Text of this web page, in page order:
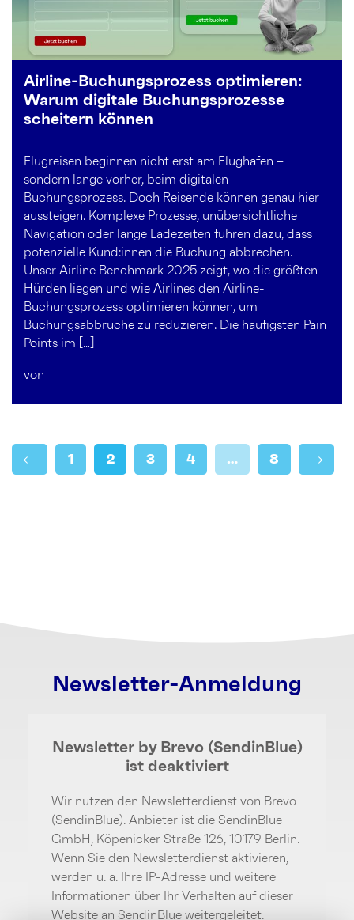
Airline-Buchungsprozess optimieren:
Warum digitale Buchungsprozesse
scheitern können
Flugreisen beginnen nicht erst am Flughafen –
sondern lange vorher, beim digitalen
Buchungsprozess. Doch Reisende können genau hier
aussteigen. Komplexe Prozesse, unübersichtliche
Navigation oder lange Ladezeiten führen dazu, dass
potenzielle Kund:innen die Buchung abbrechen.
Unser Airline Benchmark 2025 zeigt, wo die größten
Hürden liegen und wie Airlines den Airline-
Buchungsprozess optimieren können, um
Buchungsabbrüche zu reduzieren. Die häufigsten Pain
Points im […]
von
1 2 3 4 … 8
Newsletter-Anmeldung
Newsletter by Brevo (SendinBlue)
ist deaktiviert
Wir nutzen den Newsletterdienst von Brevo
(SendinBlue). Anbieter ist die SendinBlue
GmbH, Köpenicker Straße 126, 10179 Berlin.
Wenn Sie den Newsletterdienst aktivieren,
werden u. a. Ihre IP-Adresse und weitere
Informationen über Ihr Verhalten auf dieser
Website an SendinBlue weitergeleitet.